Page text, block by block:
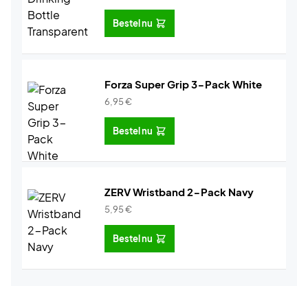
Bestel nu
Forza Super Grip 3-Pack White
6,95€
Bestel nu
ZERV Wristband 2-Pack Navy
5,95€
Bestel nu